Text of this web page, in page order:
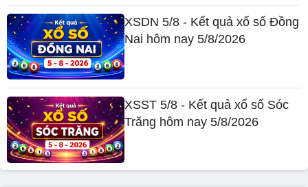
XSDN 5/8 - Kết quả xổ số Đồng
Nai hôm nay 5/8/2026
XSST 5/8 - Kết quả xổ số Sóc
Trăng hôm nay 5/8/2026